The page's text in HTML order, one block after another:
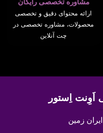
مشاوره تخصصی رایگان
ارائه محتوای دقیق و تخصصی
محصولات، مشاوره تخصصی در
چت آنلاین
اَوِنت اِستور
زمین